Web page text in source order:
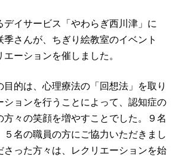
イサービス「やわらぎ西川津」に
さんが、ちぎり絵教室のイベント
ーションを催しました。
的は、心理療法の「回想法」を取り
ションを行うことによって、認知症の
方々の笑顔を増やすことでした。９名
５名の職員の方にご協力いただきまし
さった方々は、レクリエーションを始